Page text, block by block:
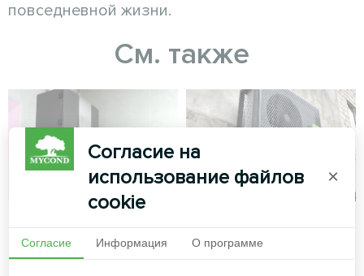
повседневной жизни.
См. также
Сплит-тепловой насос Artic
м³
Согласие на
использование файлов
cookie
×
Согласие Информация О программе